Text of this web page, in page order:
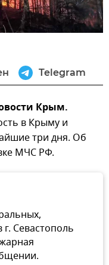
Telegram
Крым.
в Крыму и
три дня. Об
МЧС РФ.
Севастополь